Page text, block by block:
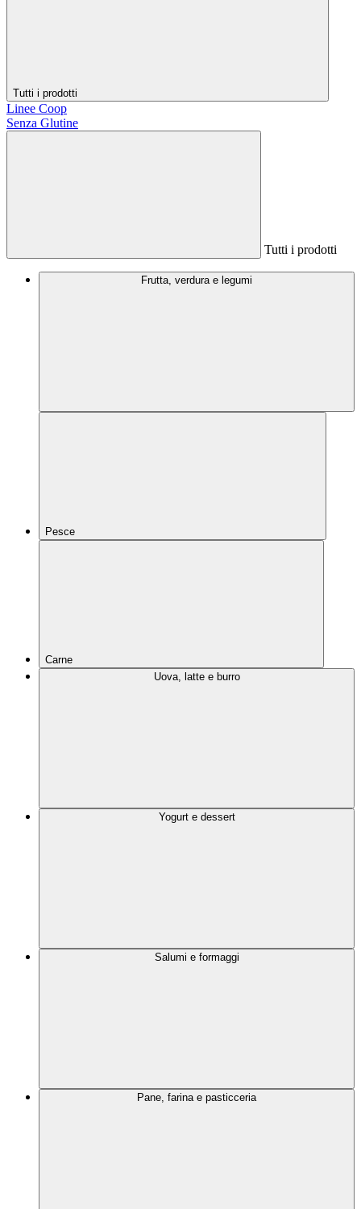
Tutti i prodotti
Linee Coop
Senza Glutine
Tutti i prodotti
Frutta, verdura e legumi
Pesce
Carne
Uova, latte e burro
Yogurt e dessert
Salumi e formaggi
Pane, farina e pasticceria